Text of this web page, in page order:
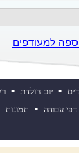
למעודפים
• יום הולדת •
דפי עבודה • תמונות